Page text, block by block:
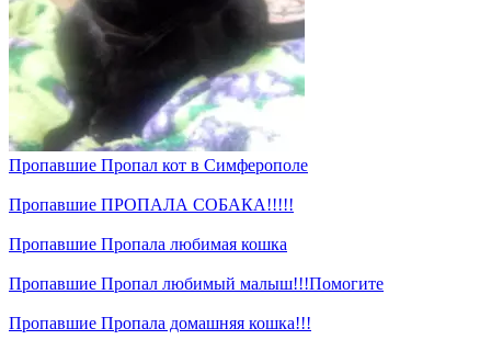
Пропавшие Пропал кот в Симферополе
Пропавшие ПРОПАЛА СОБАКА!!!!!
Пропавшие Пропала любимая кошка
Пропавшие Пропал любимый малыш!!!Помогите
Пропавшие Пропала домашняя кошка!!!